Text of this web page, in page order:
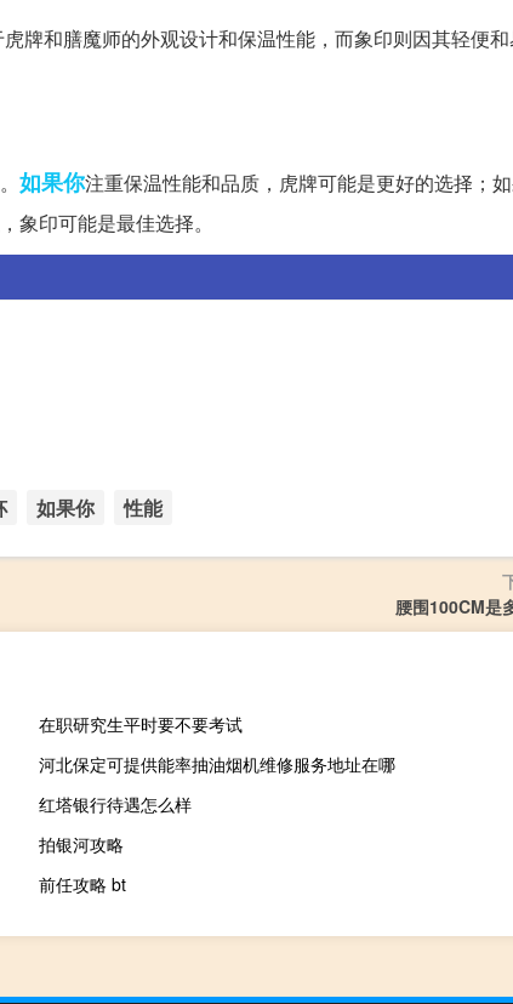
牌和膳魔师的外观设计和保温性能，而象印则因其轻便
如果你注重保温性能和品质，虎牌可能是更好的选择；
象印可能是最佳选择。
如果你 性能
腰围100CM是
在职研究生平时要不要考试
河北保定可提供能率抽油烟机维修服务地址在哪
红塔银行待遇怎么样
拍银河攻略
前任攻略 bt